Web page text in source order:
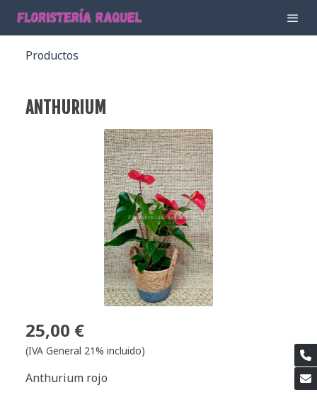
Productos
ANTHURIUM
25,00 €
(IVA General 21% incluido)
Anthurium rojo